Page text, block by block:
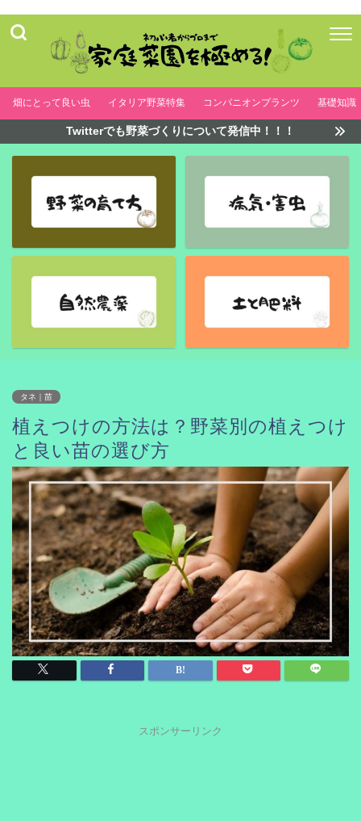
畑にとって良い虫 イタリア野菜特集 コンパニオンプランツ 基礎知識
Twitterでも野菜づくりについて発信中！！！
タネ｜苗
植えつけの方法は？野菜別の植えつけ
と良い苗の選び方
スポンサーリンク